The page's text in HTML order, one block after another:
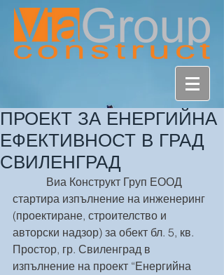
ПРОЕКТ ЗА ЕНЕРГИЙНА
ЕФЕКТИВНОСТ В ГРАД
СВИЛЕНГРАД
стартира изпълнение на инженеринг
(проектиране, строителство и
авторски надзор) за обект бл. 5, кв.
Простор, гр. Свиленград в
изпълнение на проект “Енергийна